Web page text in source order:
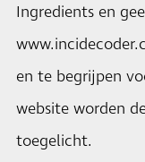
Ingredients en
en te begrijpen
website worden
toegelicht.